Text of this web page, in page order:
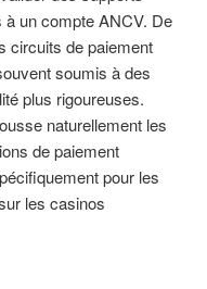
un compte ANCV. De
circuits de paiement
soumis à des
plus rigoureuses.
naturellement les
de paiement
pour les
les casinos